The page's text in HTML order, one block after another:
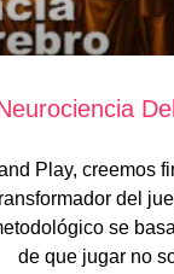
Play, creemos
del
se
de que jugar no